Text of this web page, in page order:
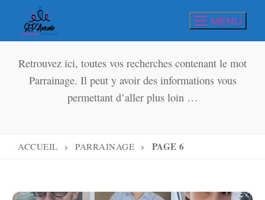
MENU
Retrouvez ici, toutes vos recherches contenant le mot
Parrainage. Il peut y avoir des informations vous
permettant d’aller plus loin …
ACCUEIL PARRAINAGE PAGE 6